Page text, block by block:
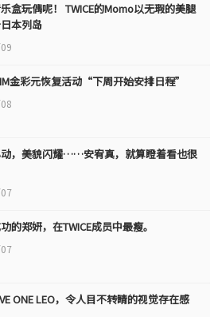
盒玩偶呢！ TWICE的Momo以无瑕的美腿
本列岛
金彩元恢复活动“下周开始安排日程”
，美貌闪耀……安宥真，就算瞪着看也很
的郑妍，在TWICE成员中最瘦。
ONE LEO，令人目不转睛的视觉存在感